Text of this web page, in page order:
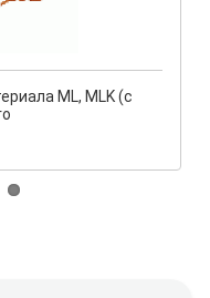
ML, MLK (с